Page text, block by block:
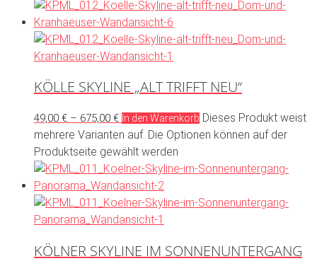
KÖLLE SKYLINE „ALT TRIFFT NEU“
49,00 € – 675,00 € In den Warenkorb Dieses Produkt weist
mehrere Varianten auf. Die Optionen können auf der
Produktseite gewählt werden
KÖLNER SKYLINE IM SONNENUNTERGANG